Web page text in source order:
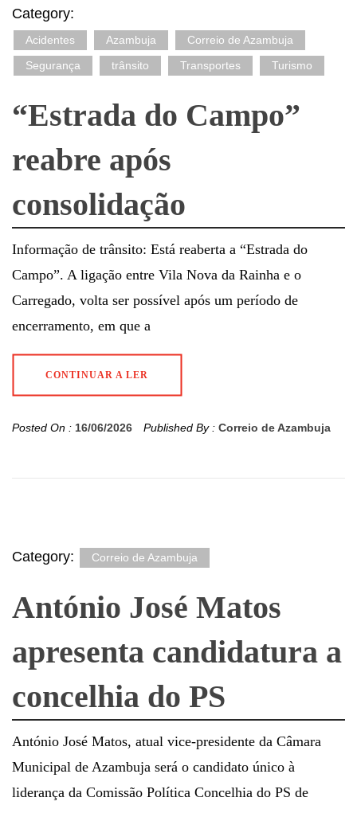
Category:
Acidentes Azambuja
Correio de Azambuja
Segurança
trânsito Transportes Turismo
“Estrada do Campo”
reabre após
consolidação
Informação de trânsito: Está reaberta a “Estrada do
Campo”. A ligação entre Vila Nova da Rainha e o
Carregado, volta ser possível após um período de
encerramento, em que a
CONTINUAR A LER
Posted On : 16/06/2026 Published By : Correio de Azambuja
Category: Correio de Azambuja
António José Matos
apresenta candidatura a
concelhia do PS
António José Matos, atual vice-presidente da Câmara
Municipal de Azambuja será o candidato único à
liderança da Comissão Política Concelhia do PS de